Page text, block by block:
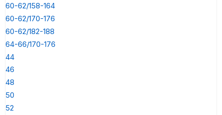
60-62/158-164
60-62/170-176
60-62/182-188
64-66/170-176
44
46
48
50
52